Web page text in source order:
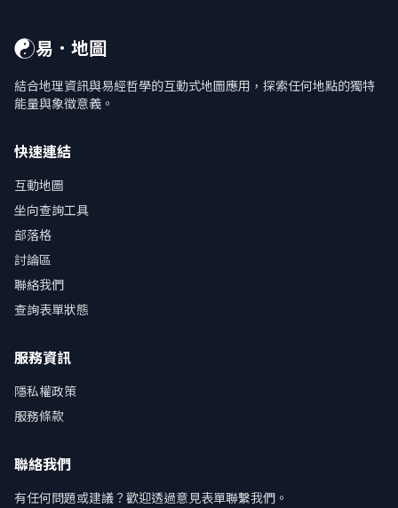
☯易．地圖
結合地理資訊與易經哲學的互動式地圖應用，探索任何地點的獨特
能量與象徵意義。
快速連結
互動地圖
坐向查詢工具
部落格
討論區
聯絡我們
查詢表單狀態
服務資訊
隱私權政策
服務條款
聯絡我們
有任何問題或建議？歡迎透過意見表單聯繫我們。